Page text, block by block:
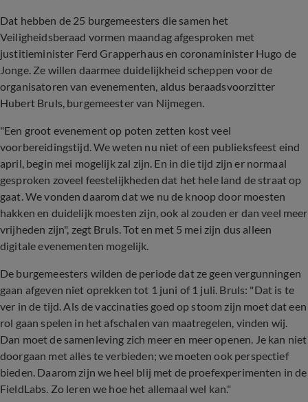
Dat hebben de 25 burgemeesters die samen het
Veiligheidsberaad vormen maandag afgesproken met
justitieminister Ferd Grapperhaus en coronaminister Hugo de
Jonge. Ze willen daarmee duidelijkheid scheppen voor de
organisatoren van evenementen, aldus beraadsvoorzitter
Hubert Bruls, burgemeester van Nijmegen.
"Een groot evenement op poten zetten kost veel
voorbereidingstijd. We weten nu niet of een publieksfeest eind
april, begin mei mogelijk zal zijn. En in die tijd zijn er normaal
gesproken zoveel feestelijkheden dat het hele land de straat op
gaat. We vonden daarom dat we nu de knoop door moesten
hakken en duidelijk moesten zijn, ook al zouden er dan veel meer
vrijheden zijn", zegt Bruls. Tot en met 5 mei zijn dus alleen
digitale evenementen mogelijk.
De burgemeesters wilden de periode dat ze geen vergunningen
gaan afgeven niet oprekken tot 1 juni of 1 juli. Bruls: "Dat is te
ver in de tijd. Als de vaccinaties goed op stoom zijn moet dat een
rol gaan spelen in het afschalen van maatregelen, vinden wij.
Dan moet de samenleving zich meer en meer openen. Je kan niet
doorgaan met alles te verbieden; we moeten ook perspectief
bieden. Daarom zijn we heel blij met de proefexperimenten in de
FieldLabs. Zo leren we hoe het allemaal wel kan."